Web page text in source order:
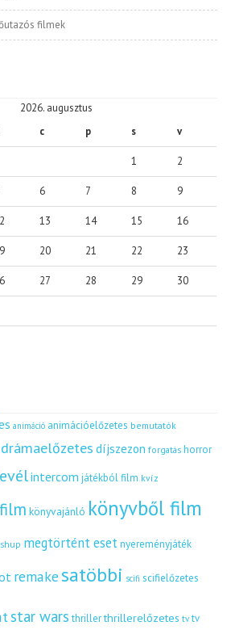
filmek
2026. augusztus
c p s v
1 2
6 7 8 9
13 14 15 16
20 21 22 23
27 28 29 30
animáció animációelőzetes bemutatók
drámaelőzetes díjszezon forgatás horror
intercom játékból film kvíz
könyvajánló könyvből film
megtörtént eset nyereményjáték
remakesatöbbi scifi scifielőzetes
star wars thriller thrillerelőzetes tv tv